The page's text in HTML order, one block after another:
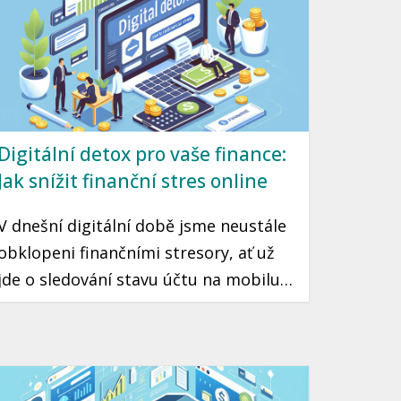
detox pro vaše finance:
snížit finanční stres online
dnešní digitální době jsme neustále
finančními stresory, ať už
o sledování stavu účtu na mobilu
sociálními sítěmi ovlivněné
být digitální detox právě tím, co